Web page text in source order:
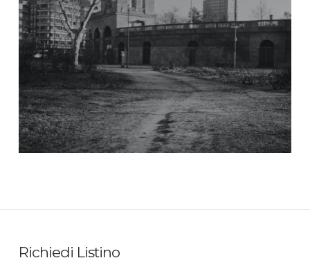
Richiedi Listino